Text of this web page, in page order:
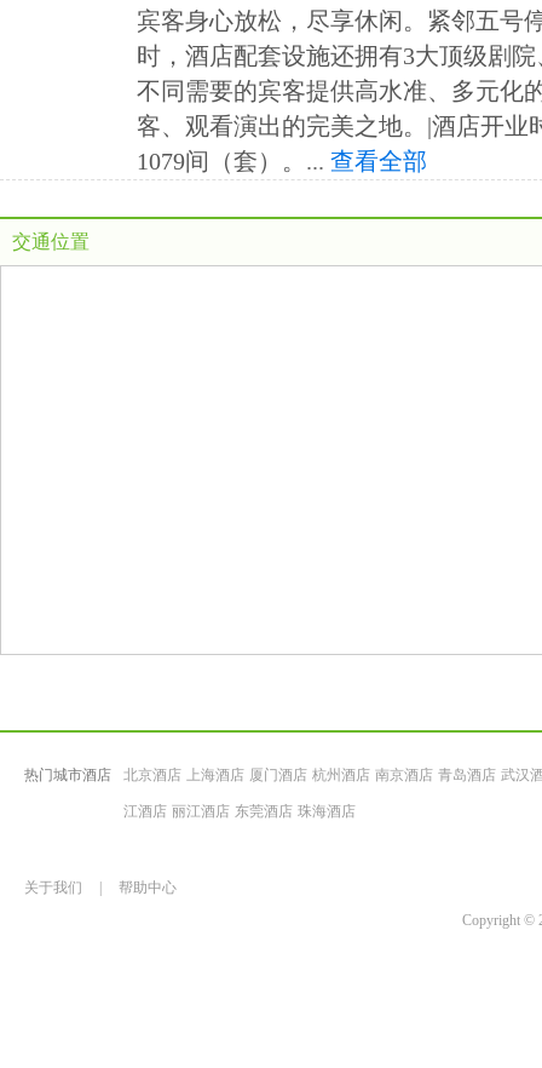
宾客身心放松，尽享休闲。紧邻五号
时，酒店配套设施还拥有3大顶级剧
不同需要的宾客提供高水准、多元化
客、观看演出的完美之地。|酒店开业
1079间（套）。 ... 查看全部
交通位置
热门城市酒店 北京酒店 上海酒店 厦门酒店 杭州酒店 南京酒店 青岛酒店 武汉
江酒店 丽江酒店 东莞酒店 珠海酒店
关于我们
帮助中心
Copyright ©